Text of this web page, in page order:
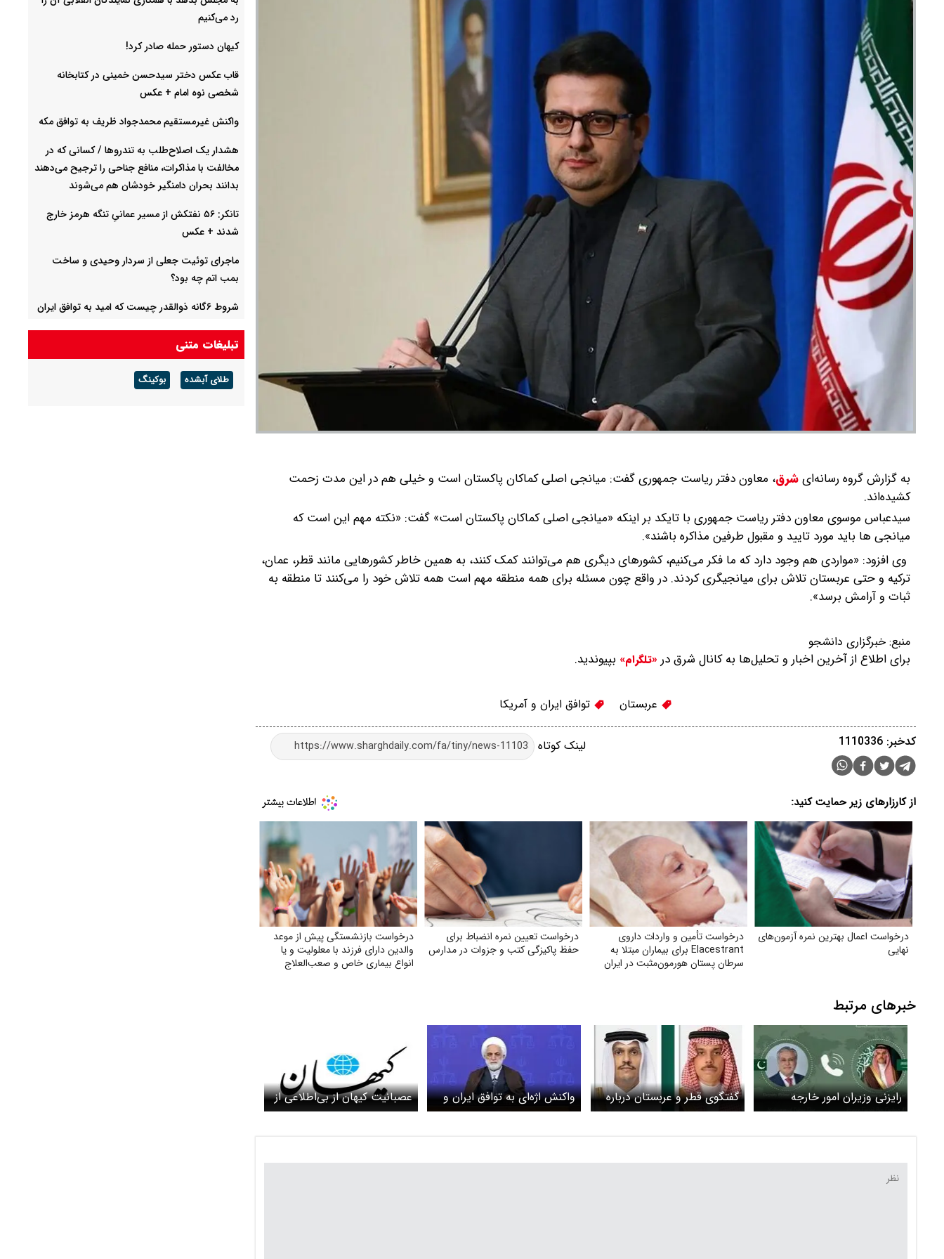
به گزارش گروه رسانه‌ایشرق، معاون دفتر ریاست جمهوری گفت: میانجی اصلی کماکان پاکستان است و خیلی هم در این مدت زحمت
کشیده‌اند.
سیدعباس موسوی معاون دفتر ریاست جمهوری با تایکد بر اینکه «میانجی اصلی کماکان پاکستان است» گفت: «نکته مهم این است که
میانجی ها باید مورد تایید و مقبول طرفین مذاکره باشند».
وی افزود: «مواردی هم وجود دارد که ما فکر می‌کنیم، کشورهای دیگری هم می‌توانند کمک کنند، به همین خاطر کشورهایی مانند قطر، عمان،
ترکیه و حتی عربستان تلاش برای میانجیگری کردند. در واقع چون مسئله برای همه منطقه مهم است همه تلاش خود را می‌کنند تا منطقه به
ثبات و آرامش برسد».
منبع: خبرگزاری دانشجو
برای اطلاع از آخرین اخبار و تحلیل‌ها به کانال شرق در «تلگرام» بپیوندید.
عربستان توافق ایران و آمریکا
لینک کوتاه کدخبر: 1110336
از کارزارهای زیر حمایت کنید:
درخواست اعمال بهترین نمره آزمون‌های
نهایی
درخواست تأمین و واردات داروی
Elacestrant برای بیماران مبتلا به
سرطان پستان هورمون‌مثبت در ایران
درخواست تعیین نمره انضباط برای
حفظ پاکیزگی کتب و جزوات در مدارس
درخواست بازنشستگی پیش از موعد
والدین دارای فرزند با معلولیت و یا
انواع بیماری خاص و صعب‌العلاج
خبرهای مرتبط
رایزنی وزیران امور خارجه
عربستان و پاکستان درباره
گفتگوی قطر و عربستان درباره
توافق ایران و آمریکا
واکنش اژه‌ای به توافق ایران و
آمریکا / اگر دشمن عهد
عصبانیت کیهان از بی‌اطلاعی از
متن توافق ایران و آمریکا
رد می‌کنیم
کیهان دستور حمله صادر کرد!
قاب عکس دختر سیدحسن خمینی در کتابخانه
شخصی نوه امام + عکس
واکنش غیرمستقیم محمدجواد ظریف به توافق مکه
هشدار یک اصلاح‌طلب به تندروها / کسانی که در
مخالفت با مذاکرات، منافع جناحی را ترجیح می‌دهند
بدانند بحران دامنگیر خودشان هم می‌شوند
تانکر: ۵۶ نفتکش از مسیر عمانیِ تنگه هرمز خارج
شدند + عکس
ماجرای توئیت جعلی از سردار وحیدی و ساخت
بمب اتم چه بود؟
شروط ۶گانه ذوالقدر چیست که امید به توافق ایران
دسته گل وزیر آموزش و پرورش در خبرگزاری دولت
+ عکس
تبلیغات متنی
طلای آبشده بوکینگ